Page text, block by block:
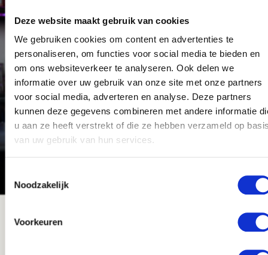
Deze website maakt gebruik van cookies
We gebruiken cookies om content en advertenties te
personaliseren, om functies voor social media te bieden en
om ons websiteverkeer te analyseren. Ook delen we
informatie over uw gebruik van onze site met onze partners
voor social media, adverteren en analyse. Deze partners
kunnen deze gegevens combineren met andere informatie
u aan ze heeft verstrekt of die ze hebben verzameld op
van uw gebruik van hun services.
Noodzakelijk
Voorkeuren
direct te boeken. Wil je liever dat wij het hele
proces voor je regelen? Geen probleem! We nemen
het volledige traject uit handen, van het vinden van
de juiste medewerkers tot hetmaken van een
vervoersplanning.
Ons platform en onze service zorgen ervoor dat je
altijd snel toegang hebt tot medewerkers die
gespecialiseerd zijn in werkzaamheden zoals
inpakwerk, promotiewerk, bedieningswerk en meer.